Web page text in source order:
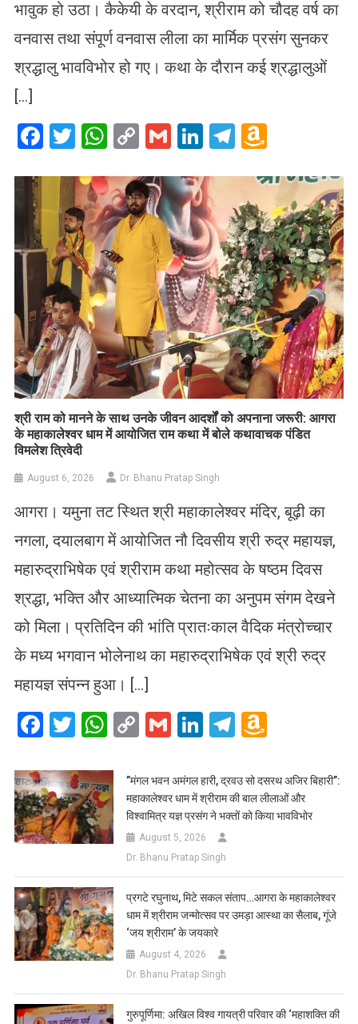
भावुक हो उठा। कैकेयी के वरदान, श्रीराम को चौदह वर्ष का
वनवास तथा संपूर्ण वनवास लीला का मार्मिक प्रसंग सुनकर
श्रद्धालु भावविभोर हो गए। कथा के दौरान कई श्रद्धालुओं
[…]
Facebook
Twitter
WhatsApp
CopyGmailLinkedIn
Telegram
List
​श्री राम को मानने के साथ उनके जीवन आदर्शों को अपनाना जरूरी: आगरा
के महाकालेश्वर धाम में आयोजित राम कथा में बोले कथावाचक पंडित
विमलेश त्रिवेदी
August 6, 2026 Dr. Bhanu Pratap Singh
आगरा। यमुना तट स्थित श्री महाकालेश्वर मंदिर, बूढ़ी का
नगला, दयालबाग में आयोजित नौ दिवसीय श्री रुद्र महायज्ञ,
महारुद्राभिषेक एवं श्रीराम कथा महोत्सव के षष्ठम दिवस
श्रद्धा, भक्ति और आध्यात्मिक चेतना का अनुपम संगम देखने
को मिला। प्रतिदिन की भांति प्रातःकाल वैदिक मंत्रोच्चार
के मध्य भगवान भोलेनाथ का महारुद्राभिषेक एवं श्री रुद्र
महायज्ञ संपन्न हुआ। […]
Facebook
Twitter
WhatsApp
CopyGmailLinkedIn
Telegram
List
​”मंगल भवन अमंगल हारी, द्रवउ सो दसरथ अजिर बिहारी”:
महाकालेश्वर धाम में श्रीराम की बाल लीलाओं और
विश्वामित्र यज्ञ प्रसंग ने भक्तों को किया भावविभोर
August 5, 2026
Dr. Bhanu Pratap Singh
प्रगटे रघुनाथ, मिटे सकल संताप…आगरा के महाकालेश्वर
धाम में श्रीराम जन्मोत्सव पर उमड़ा आस्था का सैलाब, गूंजे
‘जय श्रीराम’ के जयकारे
August 4, 2026
Dr. Bhanu Pratap Singh
गुरुपूर्णिमा: अखिल विश्व गायत्री परिवार की ‘महाशक्ति की